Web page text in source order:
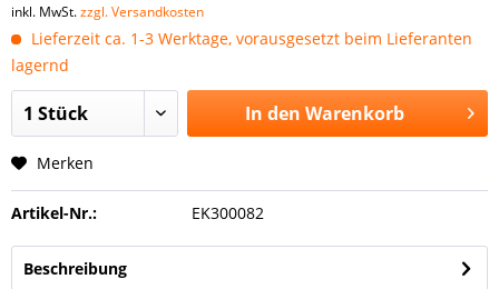
inkl. MwSt.zzgl. Versandkosten
Lieferzeit ca. 1-3 Werktage, vorausgesetzt beim Lieferanten
lagernd
In den Warenkorb
Merken
Artikel-Nr.: EK300082
Beschreibung